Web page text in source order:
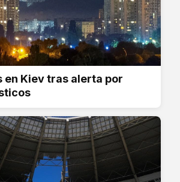
en Kiev tras alerta por